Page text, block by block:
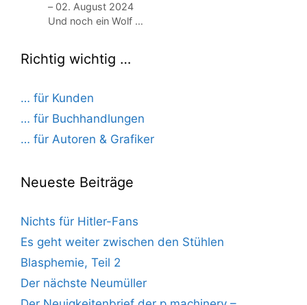
– 02. August 2024
Und noch ein Wolf …
Richtig wichtig …
… für Kunden
… für Buchhandlungen
… für Autoren & Grafiker
Neueste Beiträge
Nichts für Hitler-Fans
Es geht weiter zwischen den Stühlen
Blasphemie, Teil 2
Der nächste Neumüller